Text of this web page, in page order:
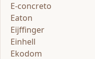
E-concreto
Eaton
Eijffinger
Einhell
Ekodom